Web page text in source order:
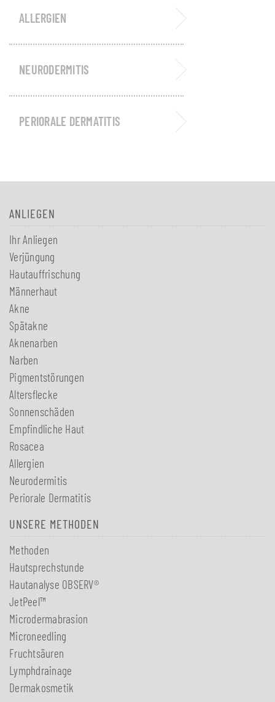
ALLERGIEN
NEURODERMITIS
PERIORALE DERMATITIS
ANLIEGEN
Ihr Anliegen
Verjüngung
Hautauffrischung
Männerhaut
Akne
Spätakne
Aknenarben
Narben
Pigmentstörungen
Altersflecke
Sonnenschäden
Empfindliche Haut
Rosacea
Allergien
Neurodermitis
Periorale Dermatitis
UNSERE METHODEN
Methoden
Hautsprechstunde
Hautanalyse OBSERV®
JetPeel™
Microdermabrasion
Microneedling
Fruchtsäuren
Lymphdrainage
Dermakosmetik